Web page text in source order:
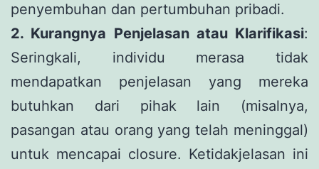
penyembuhan dan pertumbuhan pribadi.
2. Kurangnya Penjelasan atau Klarifikasi:
Seringkali, individu merasa tidak
mendapatkan penjelasan yang mereka
butuhkan dari pihak lain (misalnya,
pasangan atau orang yang telah meninggal)
untuk mencapai closure. Ketidakjelasan ini